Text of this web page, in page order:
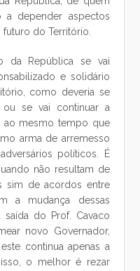
a depender aspectos
do Território.
da República se vai
e solidário
como deveria se
ou se vai continuar a
ao mesmo tempo que
arma de arremesso
políticos. É
não resultam de
sim de acordos entre
a mudança dessas
do Prof. Cavaco
novo Governador,
continua apenas a
o melhor é rezar